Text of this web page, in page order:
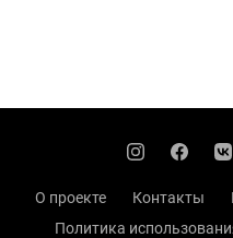
О проекте Контакты
Политика